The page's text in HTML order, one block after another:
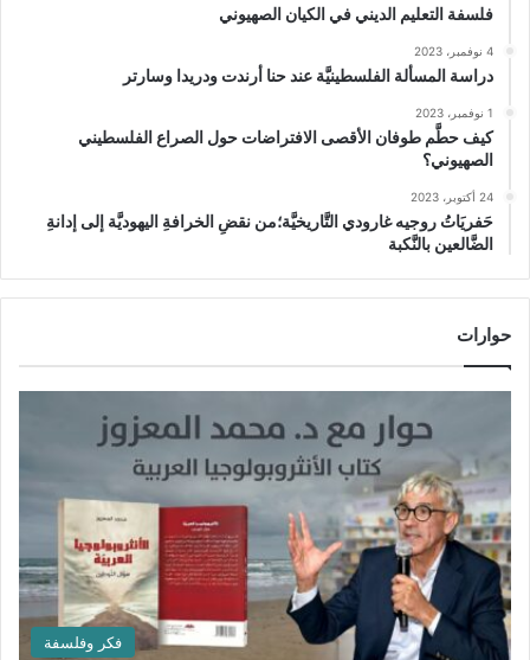
فلسفة التعليم الديني في الكيان الصهيوني
4 نوفمبر، 2023
دراسة المسألة الفلسطينيَّة عند حنا أرندت ودريدا وسارتر
1 نوفمبر، 2023
كيف حطَّم طوفان الأقصى الافتراضات حول الصراع الفلسطيني
الصهيوني؟
24 أكتوبر، 2023
حَفريَاتُ روجيه غارودي التَّاريخيَّة؛من نقضِ الخرافةِ اليهوديَّة إلى إدانةِ
الضَّالعين بالنَّكبة
حوارات
فكر وفلسفة